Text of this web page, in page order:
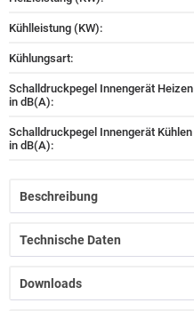
Kühlleistung (KW):
Kühlungsart:
Schalldruckpegel Innengerät Heizen
in dB(A):
Schalldruckpegel Innengerät Kühlen
in dB(A):
Beschreibung
Technische Daten
Downloads